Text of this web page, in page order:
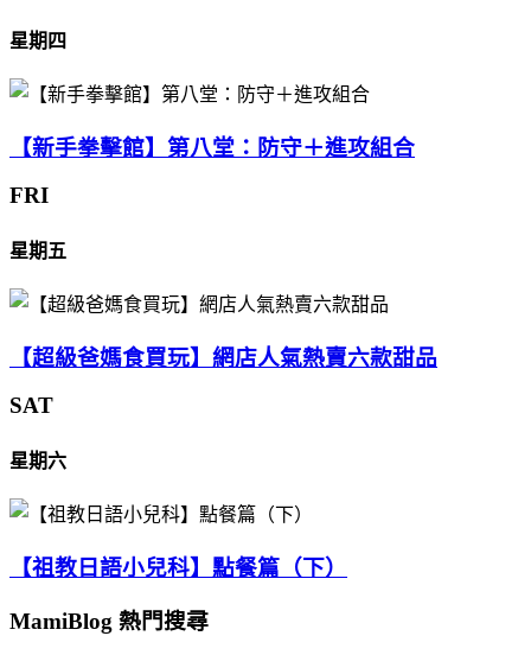
星期四
【新手拳擊館】第八堂：防守＋進攻組合
FRI
星期五
【超級爸媽食買玩】網店人氣熱賣六款甜品
SAT
星期六
【祖教日語小兒科】點餐篇（下）
MamiBlog 熱門搜尋